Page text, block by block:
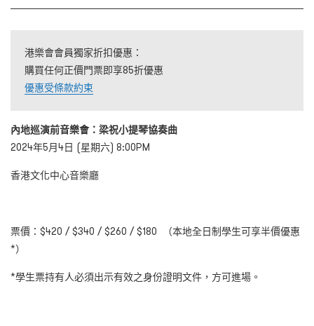
港樂會會員獨家折扣優惠：
購買任何正價門票即享85折優惠
優惠受條款約束
內地巡演前音樂會：梁祝小提琴協奏曲
2024年5月4日 (星期六) 8:00PM
香港文化中心音樂廳
票價：$420 / $340 / $260 / $180
（本地全日制學生可享半價優惠
*）
*學生票持有人必須出示有效之身份證明文件，方可進場。